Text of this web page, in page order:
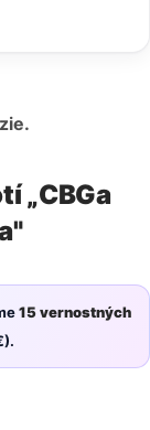
„CBGa
15 vernostných